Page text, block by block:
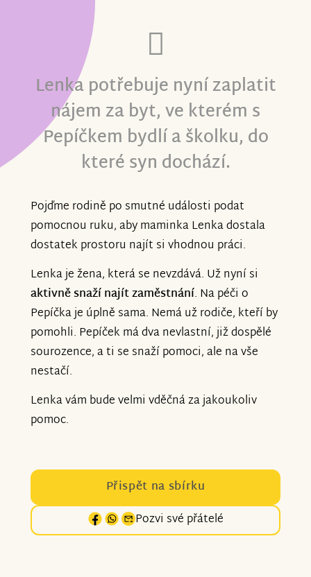
Lenka potřebuje nyní zaplatit
nájem za byt, ve kterém s
Pepíčkem bydlí a školku, do
které syn dochází.
Pojďme rodině po smutné události podat
pomocnou ruku, aby maminka Lenka dostala
dostatek prostoru najít si vhodnou práci.
Lenka je žena, která se nevzdává. Už nyní si
aktivně snaží najít zaměstnání. Na péči o
Pepíčka je úplně sama. Nemá už rodiče, kteří by
pomohli. Pepíček má dva nevlastní, již dospělé
sourozence, a ti se snaží pomoci, ale na vše
nestačí.
Lenka vám bude velmi vděčná za jakoukoliv
pomoc.
Přispět na sbírku
Pozvi své přátelé